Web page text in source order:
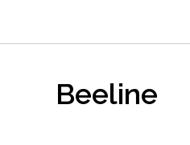
Beeline